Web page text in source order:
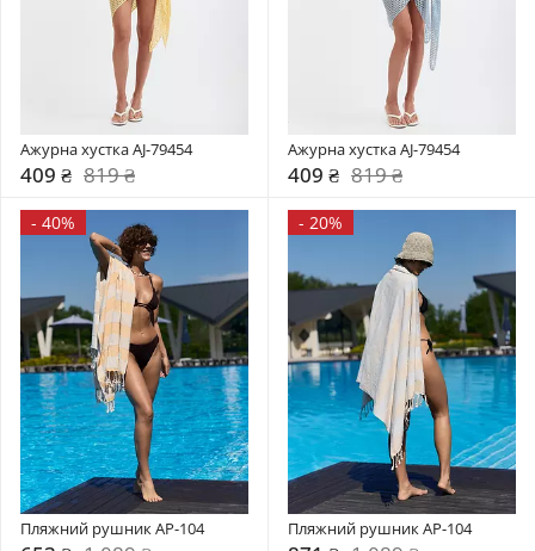
Ажурна хустка AJ-79454
409 ₴ 819 ₴
Ажурна хустка AJ-79454
409 ₴ 819 ₴
- 40%
Пляжний рушник AP-104
- 20%
Пляжний рушник AP-104